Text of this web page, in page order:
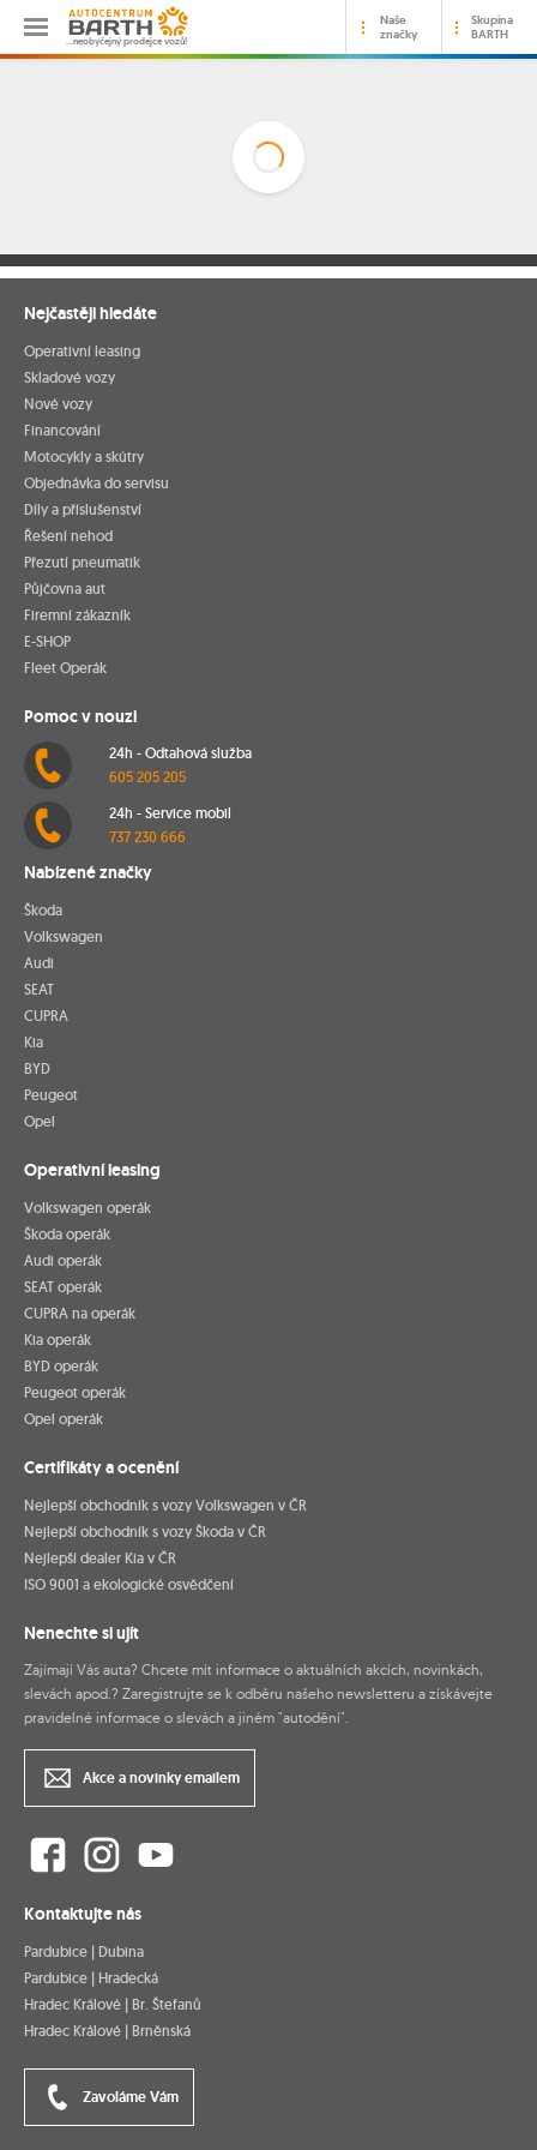
…neobyčejný prodejce vozů!
Naše
značky
Skupina
BARTH
Nejčastěji hledáte
Operativní leasing
Skladové vozy
Nové vozy
Financování
Motocykly a skútry
Objednávka do servisu
Díly a příslušenství
Řešení nehod
Přezutí pneumatik
Půjčovna aut
Firemní zákazník
E-SHOP
Fleet Operák
Pomoc v nouzi
24h - Odtahová služba
605 205 205
24h - Service mobil
737 230 666
Nabízené značky
Škoda
Volkswagen
Audi
SEAT
CUPRA
Kia
BYD
Peugeot
Opel
Operativní leasing
Volkswagen operák
Škoda operák
Audi operák
SEAT operák
CUPRA na operák
Kia operák
BYD operák
Peugeot operák
Opel operák
Certifikáty a ocenění
Nejlepší obchodník s vozy Volkswagen v ČR
Nejlepší obchodník s vozy Škoda v ČR
Nejlepší dealer Kia v ČR
ISO 9001 a ekologické osvědčení
Nenechte si ujít
Zajímají Vás auta? Chcete mít informace o aktuálních akcích, novinkách,
slevách apod.? Zaregistrujte se k odběru našeho newsletteru a získávejte
pravidelné informace o slevách a jiném "autodění".
Akce a novinky emailem
Kontaktujte nás
Pardubice | Dubina
Pardubice | Hradecká
Hradec Králové | Br. Štefanů
Hradec Králové | Brněnská
Zavoláme Vám